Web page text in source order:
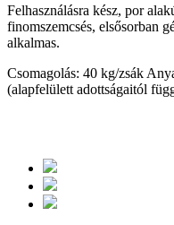
Felhasználásra kész, por
finomszemcsés, elsősorban
alkalmas.
Csomagolás: 40 kg/zsák
(alapfelülett adottságaitól